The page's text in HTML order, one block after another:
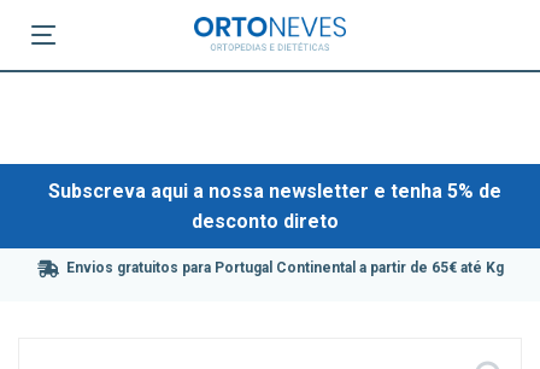
Subscreva aqui a nossa newsletter e tenha 5% de
desconto direto
Envios gratuitos para Portugal Continental a partir de 65€ até Kg